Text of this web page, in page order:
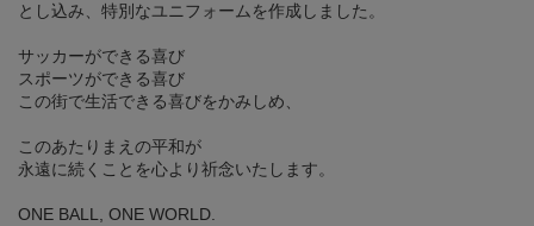
とし込み、特別なユニフォームを作成しました。
サッカーができる喜び
スポーツができる喜び
この街で生活できる喜びをかみしめ、
このあたりまえの平和が
永遠に続くことを心より祈念いたします。
ONE BALL, ONE WORLD.